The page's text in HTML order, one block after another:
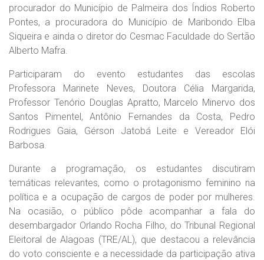
procurador do Município de Palmeira dos Índios Roberto
Pontes, a procuradora do Município de Maribondo Elba
Siqueira e ainda o diretor do Cesmac Faculdade do Sertão
Alberto Mafra.
Participaram do evento estudantes das escolas
Professora Marinete Neves, Doutora Célia Margarida,
Professor Tenório Douglas Apratto, Marcelo Minervo dos
Santos Pimentel, Antônio Fernandes da Costa, Pedro
Rodrigues Gaia, Gérson Jatobá Leite e Vereador Elói
Barbosa.
Durante a programação, os estudantes discutiram
temáticas relevantes, como o protagonismo feminino na
política e a ocupação de cargos de poder por mulheres.
Na ocasião, o público pôde acompanhar a fala do
desembargador Orlando Rocha Filho, do Tribunal Regional
Eleitoral de Alagoas (TRE/AL), que destacou a relevância
do voto consciente e a necessidade da participação ativa